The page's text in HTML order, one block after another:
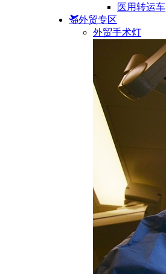
医用转运车
外贸专区
外贸手术灯